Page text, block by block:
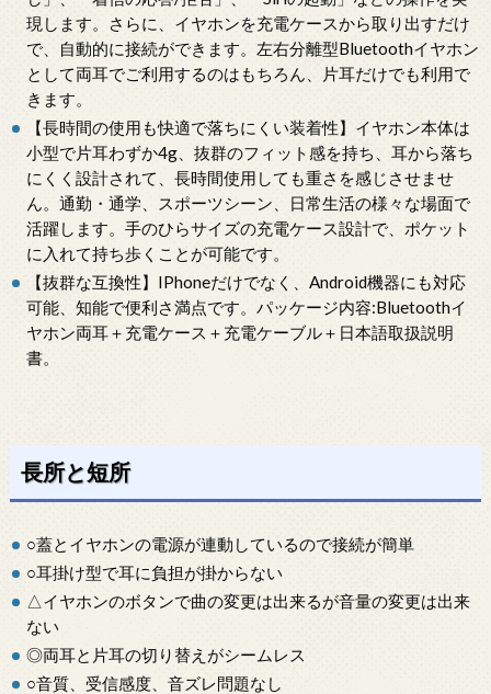
現します。さらに、イヤホンを充電ケースから取り出すだけ
で、自動的に接続ができます。左右分離型Bluetoothイヤホン
として両耳でご利用するのはもちろん、片耳だけでも利用で
きます。
【長時間の使用も快適で落ちにくい装着性】イヤホン本体は
小型で片耳わずか4g、抜群のフィット感を持ち、耳から落ち
にくく設計されて、長時間使用しても重さを感じさせませ
ん。通勤・通学、スポーツシーン、日常生活の様々な場面で
活躍します。手のひらサイズの充電ケース設計で、ポケット
に入れて持ち歩くことが可能です。
【抜群な互換性】IPhoneだけでなく、Android機器にも対応
可能、知能で便利さ満点です。パッケージ内容:Bluetoothイ
ヤホン両耳＋充電ケース＋充電ケーブル＋日本語取扱説明
書。
長所と短所
○蓋とイヤホンの電源が連動しているので接続が簡単
○耳掛け型で耳に負担が掛からない
△イヤホンのボタンで曲の変更は出来るが音量の変更は出来
ない
◎両耳と片耳の切り替えがシームレス
○音質、受信感度、音ズレ問題なし